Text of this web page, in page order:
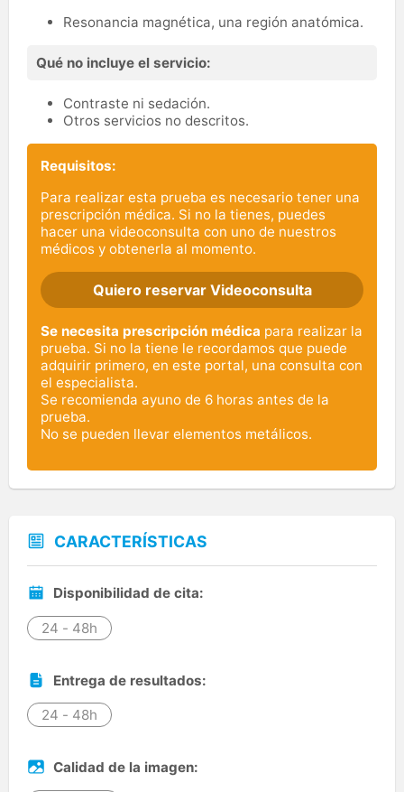
Resonancia magnética, una región anatómica.
Qué no incluye el servicio:
Contraste ni sedación.
Otros servicios no descritos.
Requisitos:
Para realizar esta prueba es necesario tener una
prescripción médica. Si no la tienes, puedes
hacer una videoconsulta con uno de nuestros
médicos y obtenerla al momento.
Quiero reservar Videoconsulta
Se necesita prescripción médica para realizar la
prueba. Si no la tiene le recordamos que puede
adquirir primero, en este portal, una consulta con
el especialista.
Se recomienda ayuno de 6 horas antes de la
prueba.
No se pueden llevar elementos metálicos.
CARACTERÍSTICAS
Disponibilidad de cita:
24 - 48h
Entrega de resultados:
24 - 48h
Calidad de la imagen: